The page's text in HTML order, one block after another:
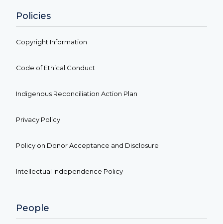
Policies
Copyright Information
Code of Ethical Conduct
Indigenous Reconciliation Action Plan
Privacy Policy
Policy on Donor Acceptance and Disclosure
Intellectual Independence Policy
People